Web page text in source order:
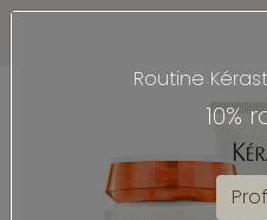
PRENDRE
Routine
10%